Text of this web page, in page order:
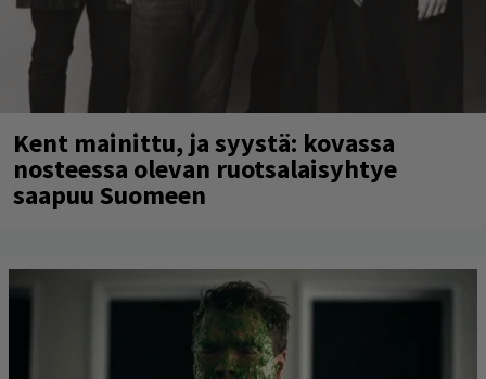
Kent mainittu, ja syystä: kovassa
nosteessa olevan ruotsalaisyhtye
saapuu Suomeen